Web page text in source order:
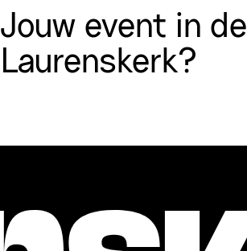
Jouw event in de
Laurenskerk?